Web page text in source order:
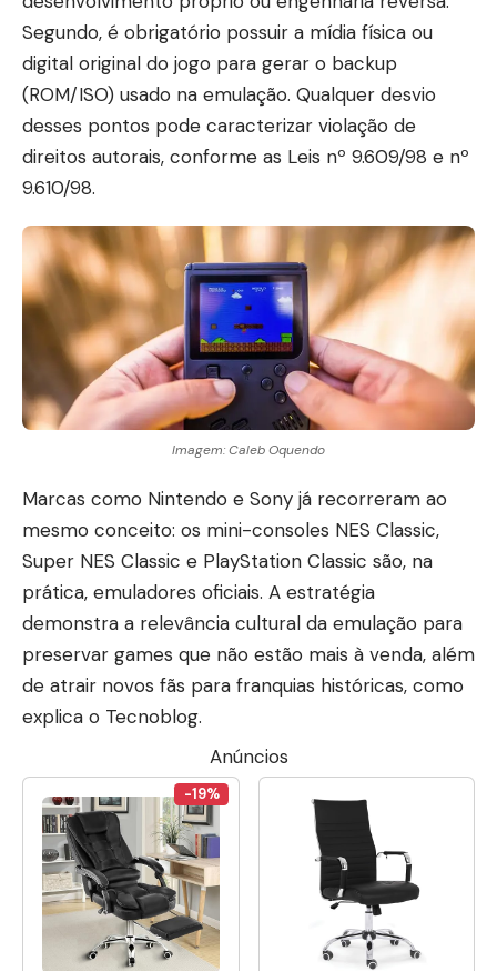
Segundo, é obrigatório possuir a mídia física ou
digital original do jogo para gerar o backup
(ROM/ISO) usado na emulação. Qualquer desvio
desses pontos pode caracterizar violação de
direitos autorais, conforme as Leis nº 9.609/98 e nº
9.610/98.
Imagem: Caleb Oquendo
Marcas como Nintendo e Sony já recorreram ao
mesmo conceito: os mini-consoles NES Classic,
Super NES Classic e PlayStation Classic são, na
prática, emuladores oficiais. A estratégia
demonstra a relevância cultural da emulação para
preservar games que não estão mais à venda, além
de atrair novos fãs para franquias históricas, como
explica o Tecnoblog.
Anúncios
-19%